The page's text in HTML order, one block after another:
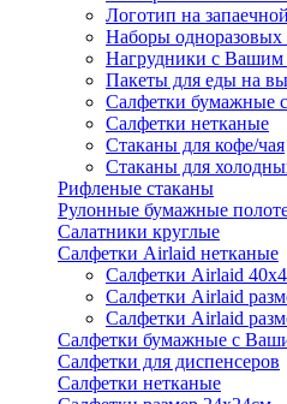
Логотип на
Наборы одноразовых
Нагрудники с Вашим
Пакеты для еды на
Салфетки бумажные
Салфетки нетканые
Стаканы для кофе/чая
Стаканы для
Рифленые стаканы
Рулонные бумажные
Салатники круглые
Салфетки Airlaid нетканые
Салфетки Airlaid
Салфетки Airlaid
Салфетки Airlaid
Салфетки бумажные с
Салфетки для диспенсеров
Салфетки нетканые